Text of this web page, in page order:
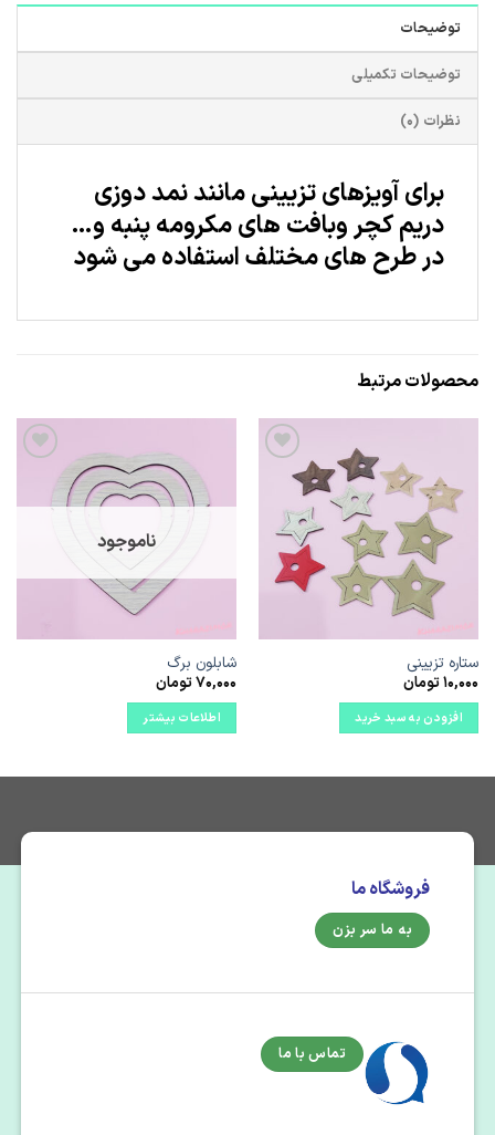
توضیحات
توضیحات تکمیلی
نظرات (0)
برای آویزهای تزیینی مانند نمد دوزی
دریم کچر وبافت های مکرومه پنبه و…
در طرح های مختلف استفاده می شود
محصولات مرتبط
علاقه
مندی
ستاره تزیینی
10,000تومان
افزودن به سبد خرید
علاقه
ناموجود
شابلون برگ
70,000تومان
اطلاعات بیشتر
فروشگاه ما
به ما سر بزن
تماس با ما